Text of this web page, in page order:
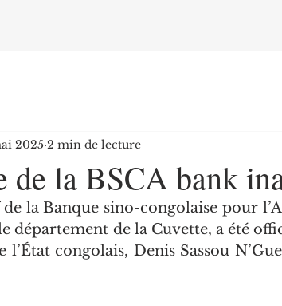
de la BSCA bank
2025 2 min de lecture
la Banque sino-congolaise pour
département de la Cuvette, a été
congolais, Denis Sassou